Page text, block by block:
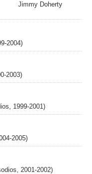
Jimmy Doherty
2004)
2003)
1999-2001)
2005)
2001-2002)